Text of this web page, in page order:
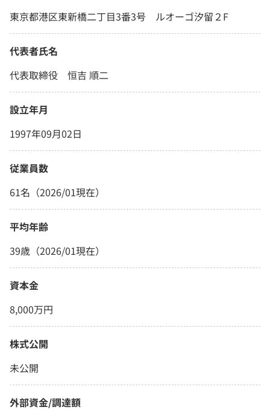
東京都港区東新橋二丁目3番3号 ルオーゴ汐留２F
代表者氏名
代表取締役 恒吉 順二
設立年月
1997年09月02日
従業員数
61名（2026/01現在）
平均年齢
39歳（2026/01現在）
資本金
8,000万円
株式公開
未公開
外部資金/調達額